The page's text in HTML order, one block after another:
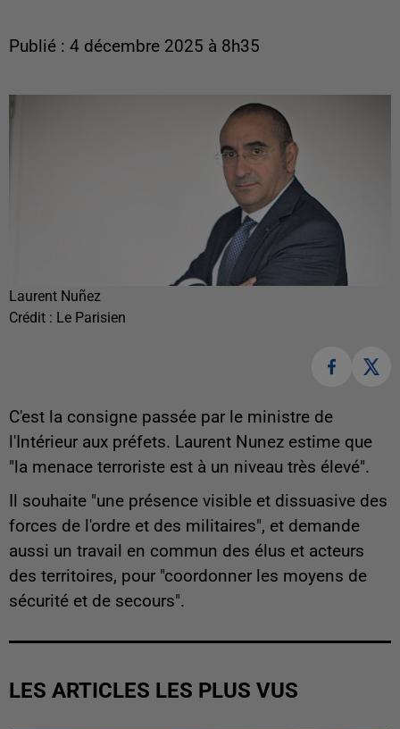
Publié : 4 décembre 2025 à 8h35
Laurent Nuñez
Crédit : Le Parisien
C'est la consigne passée par le ministre de
l'Intérieur aux préfets. Laurent Nunez estime que
"la menace terroriste est à un niveau très élevé".
Il souhaite "une présence visible et dissuasive des
forces de l'ordre et des militaires", et demande
aussi un travail en commun des élus et acteurs
des territoires, pour "coordonner les moyens de
sécurité et de secours".
LES ARTICLES LES PLUS VUS